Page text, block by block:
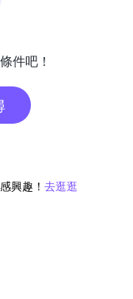
件吧！
興趣！ 去逛逛